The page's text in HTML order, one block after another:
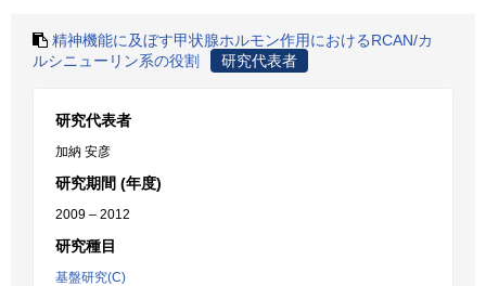
精神機能に及ぼす甲状腺ホルモン作用におけるRCAN/カ
ルシニューリン系の役割
研究代表者
研究代表者
加納 安彦
研究期間 (年度)
2009 – 2012
研究種目
基盤研究(C)